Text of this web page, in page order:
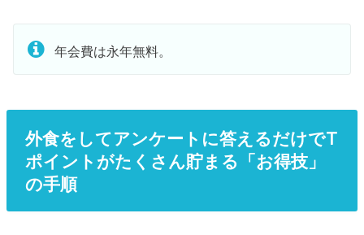
年会費は永年無料。
外食をしてアンケートに答えるだけでT
ポイントがたくさん貯まる「お得技」
の手順